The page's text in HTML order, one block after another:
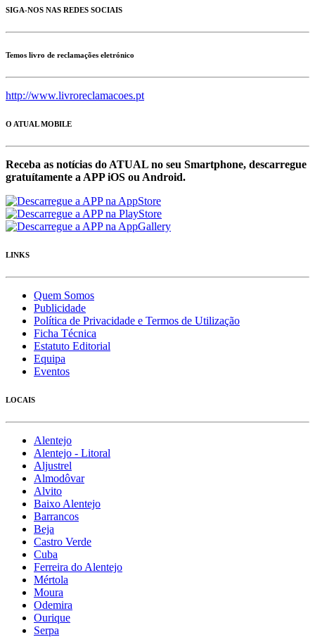
SIGA-NOS NAS REDES SOCIAIS
Temos livro de reclamações eletrónico
http://www.livroreclamacoes.pt
O ATUAL MOBILE
Receba as notícias do ATUAL no seu Smartphone, descarregue
gratuítamente a APP iOS ou Android.
LINKS
Quem Somos
Publicidade
Política de Privacidade e Termos de Utilização
Ficha Técnica
Estatuto Editorial
Equipa
Eventos
LOCAIS
Alentejo
Alentejo - Litoral
Aljustrel
Almodôvar
Alvito
Baixo Alentejo
Barrancos
Beja
Castro Verde
Cuba
Ferreira do Alentejo
Mértola
Moura
Odemira
Ourique
Serpa